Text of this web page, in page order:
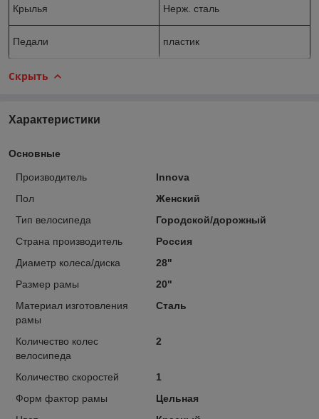
Крылья Нерж. сталь
Педали пластик
Скрыть
Характеристики
Основные
Производитель
Innova
Пол
Женский
Тип велосипеда
Городской/дорожный
Страна производитель
Россия
Диаметр колеса/диска
28"
Размер рамы
20"
Материал изготовления
рамы
Сталь
Количество колес
велосипеда
2
Количество скоростей
1
Форм фактор рамы
Цельная